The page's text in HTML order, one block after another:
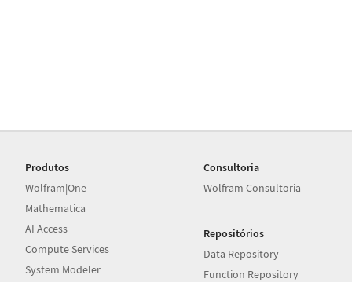
Produtos
Wolfram|One
Mathematica
AI Access
Compute Services
System Modeler
Consultoria
Wolfram Consultoria
Repositórios
Data Repository
Function Repository